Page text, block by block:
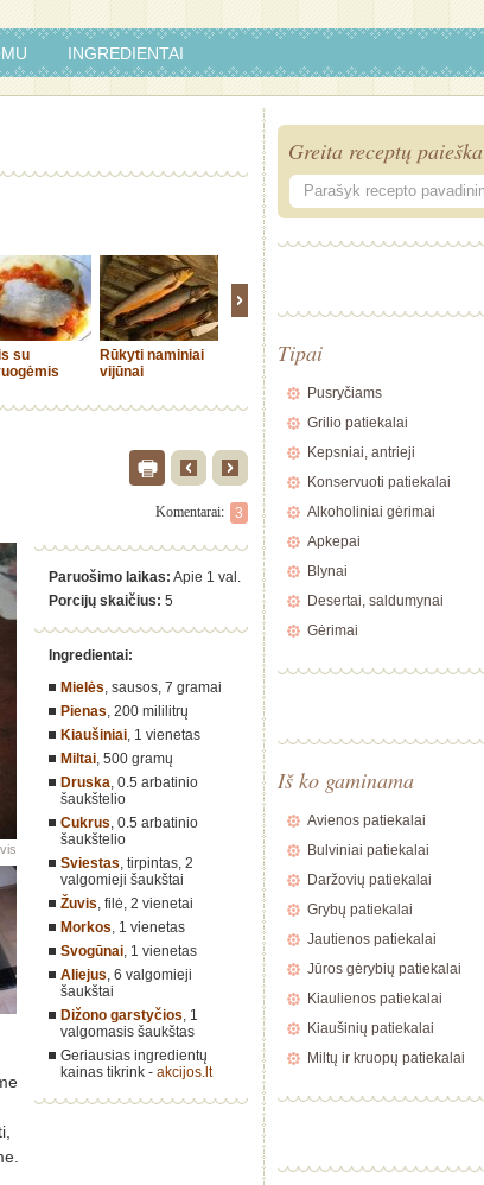
INGREDIENTAI
su
Rūkyti naminiai
vijūnai
Aromatinga ant
grotelių kepta
marinate
Komentarai: 3
Paruošimo laikas: Apie 1 val.
Porcijų skaičius: 5
Ingredientai:
Mielės, sausos, 7 gramai
Pienas, 200 mililitrų
Kiaušiniai, 1 vienetas
Miltai, 500 gramų
Druska, 0.5 arbatinio
šaukštelio
Cukrus, 0.5 arbatinio
šaukštelio
Sviestas, tirpintas, 2
valgomieji šaukštai
Žuvis, filė, 2 vienetai
Morkos, 1 vienetas
Svogūnai, 1 vienetas
Aliejus, 6 valgomieji
šaukštai
Dižono garstyčios, 1
valgomasis šaukštas
Geriausias ingredientų
kainas tikrink - akcijos.lt
Greita receptų paieška
Tipai
Pusryčiams
Grilio patiekalai
Kepsniai, antrieji
Konservuoti patiekalai
Alkoholiniai gėrimai
Apkepai
Blynai
Desertai, saldumynai
Gėrimai
Iš ko gaminama
Avienos patiekalai
Bulviniai patiekalai
Daržovių patiekalai
Grybų patiekalai
Jautienos patiekalai
Jūros gėrybių patiekalai
Kiaulienos patiekalai
Kiaušinių patiekalai
Miltų ir kruopų patiekalai